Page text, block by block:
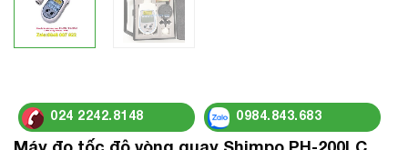
024 2242.8148 0984.843.683